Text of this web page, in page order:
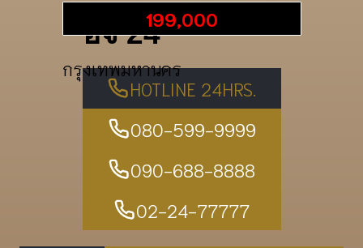
อจ 24
กรุงเทพมหานคร
199,000
HOTLINE 24HRS.
080-599-9999
090-688-8888
02-24-77777